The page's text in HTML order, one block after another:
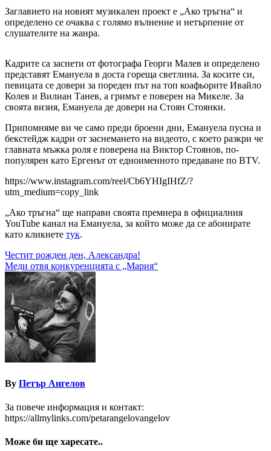
Заглавието на новият музикален проект е „Ако тръгна“ и
определено се очаква с голямо вълнение и нетърпение от
слушателите на жанра.
Кадрите са заснети от фотографа Георги Малев и определено
представят Емануела в доста гореща светлина. За косите си,
певицата се довери за пореден път на топ коафьорите Ивайло
Колев и Вилиан Танев, а гримът е поверен на Микеле. За
своята визия, Емануела де довери на Стоян Стоянки.
Припомняме ви че само преди броени дни, Емануела пусна и
бекстейдж кадри от заснемането на видеото, с което разкри че
главната мъжка роля е поверена на Виктор Стоянов, по-
популярен като Ергенът от едноименното предаване по BTV.
https://www.instagram.com/reel/Cb6YHIgIHfZ/?
utm_medium=copy_link
„Ако тръгна“ ще направи своята премиера в официалния
YouTube канал на Емануела, за който може да се абонирате
като кликнете тук.
Навигация
Честит рожден ден, Александра!
Меди отвя конкуренцията с „Мария“
By Петър Ангелов
За повече информация и контакт:
https://allmylinks.com/petarangelovangelov
Може би ще харесате..